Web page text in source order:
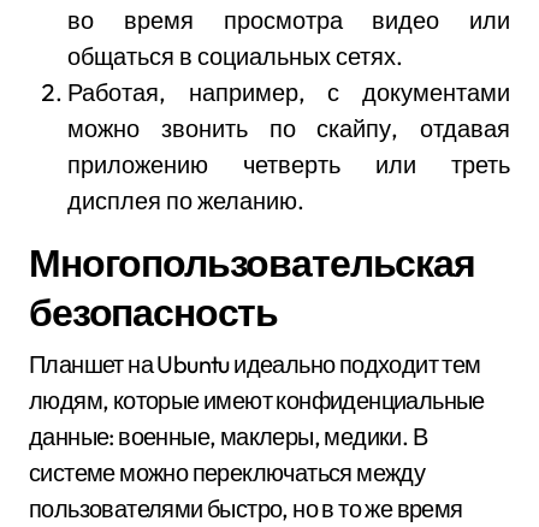
во время просмотра видео или
общаться в социальных сетях.
Работая, например, с документами
можно звонить по скайпу, отдавая
приложению четверть или треть
дисплея по желанию.
Многопользовательская
безопасность
Планшет на Ubuntu идеально подходит тем
людям, которые имеют конфиденциальные
данные: военные, маклеры, медики. В
системе можно переключаться между
пользователями быстро, но в то же время